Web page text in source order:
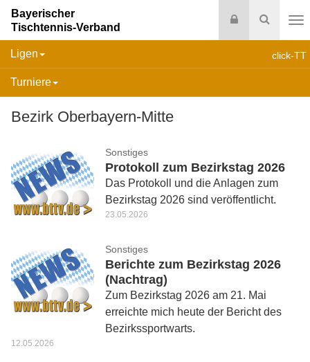
Suche
Login
Bayerischer
Tischtennis-Verband
click-TT
Ligen
Turniere
Bezirk Oberbayern-Mitte
Sonstiges
Protokoll zum Bezirkstag 2026
Das Protokoll und die Anlagen zum
Bezirkstag 2026 sind veröffentlicht.
23.05.2026
Sonstiges
Berichte zum Bezirkstag 2026
(Nachtrag)
Zum Bezirkstag 2026 am 21. Mai
erreichte mich heute der Bericht des
Bezirkssportwarts.
12.05.2026